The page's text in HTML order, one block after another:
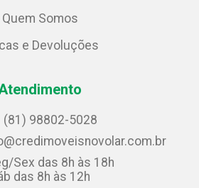
Quem Somos
e Devoluções
(81) 98802-5028
Sex das 8h às 18h
das 8h às 12h